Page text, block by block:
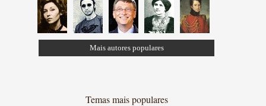
Mais autores populares
Temas mais populares